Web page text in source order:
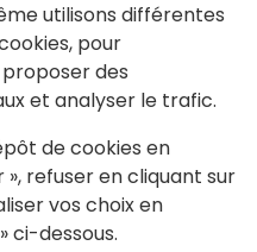
utilisons différentes
pour
des
et analyser le trafic.
de cookies en
refuser en cliquant sur
vos choix en
ci-dessous.
Riaillé
44440 RIAILLÉ